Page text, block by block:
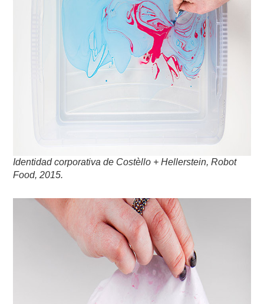
Identidad corporativa de Costèllo + Hellerstein, Robot
Food, 2015.